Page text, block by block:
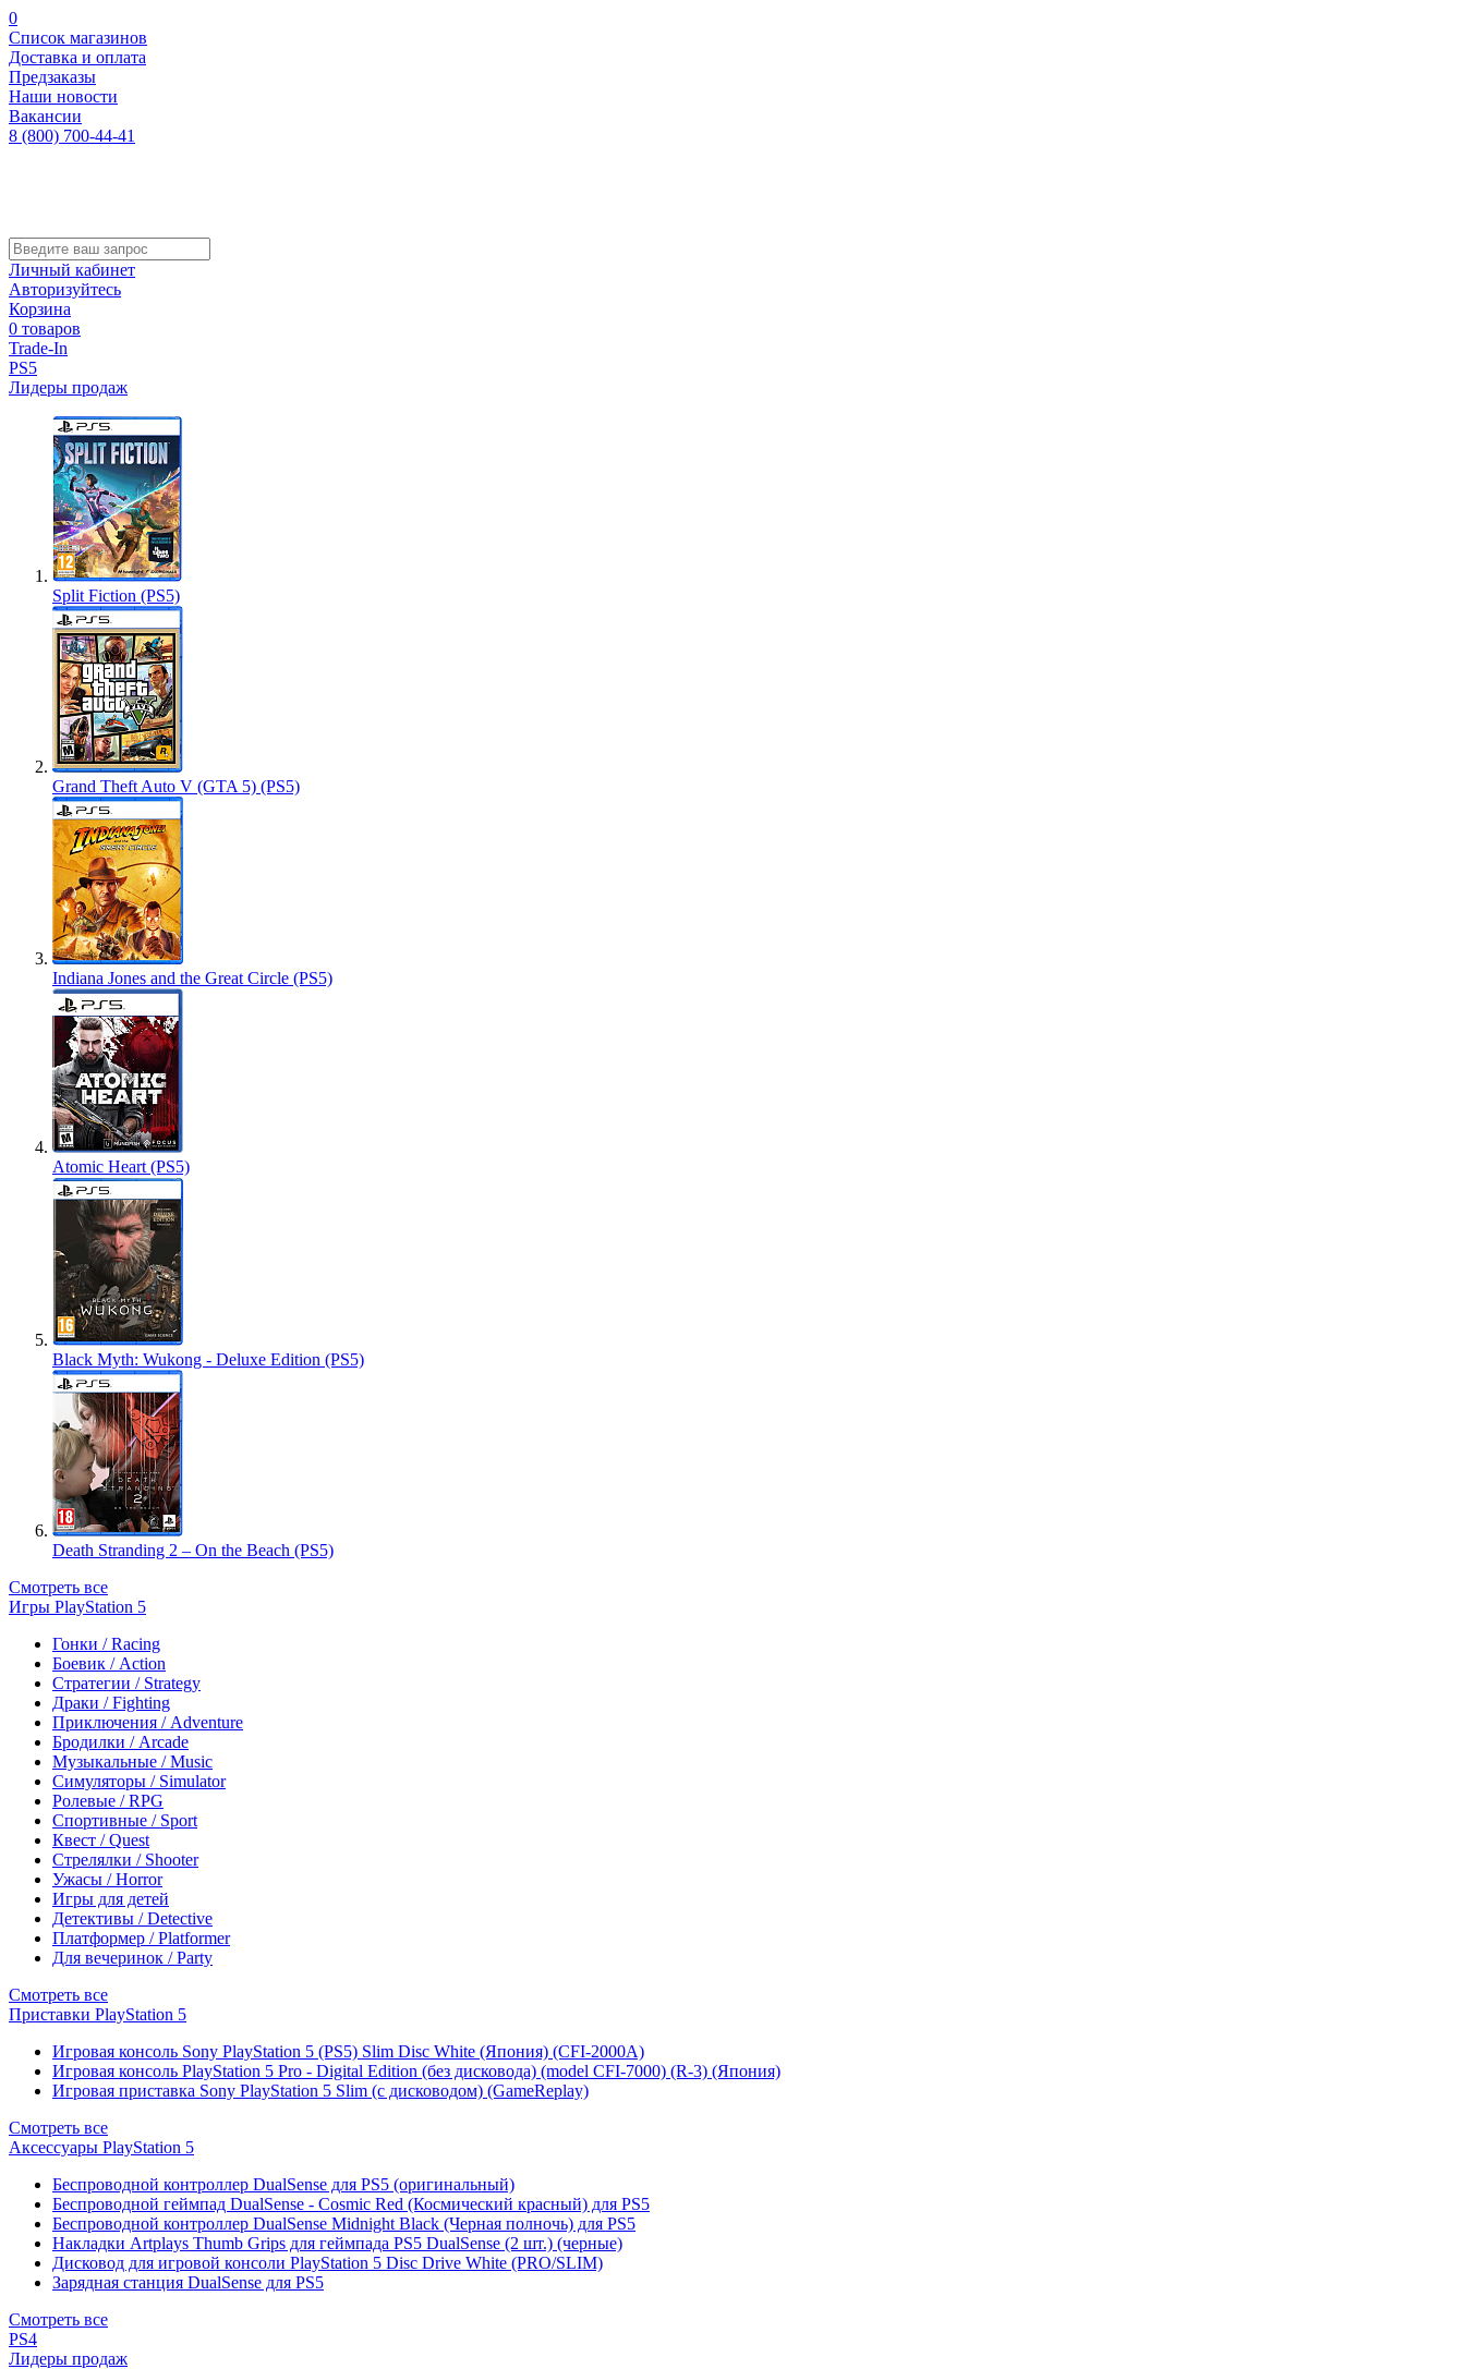
0
Список магазинов
Доставка и оплата
Предзаказы
Наши новости
Вакансии
8 (800) 700-44-41
Личный кабинет
Авторизуйтесь
Корзина
0 товаров
Trade-In
PS5
Лидеры продаж
Split Fiction (PS5)
Grand Theft Auto V (GTA 5) (PS5)
Indiana Jones and the Great Circle (PS5)
Atomic Heart (PS5)
Black Myth: Wukong - Deluxe Edition (PS5)
Death Stranding 2 – On the Beach (PS5)
Смотреть все
Игры PlayStation 5
Гонки / Racing
Боевик / Action
Стратегии / Strategy
Драки / Fighting
Приключения / Adventure
Бродилки / Arcade
Музыкальные / Music
Симуляторы / Simulator
Ролевые / RPG
Спортивные / Sport
Квест / Quest
Стрелялки / Shooter
Ужасы / Horror
Игры для детей
Детективы / Detective
Платформер / Platformer
Для вечеринок / Party
Смотреть все
Приставки PlayStation 5
Игровая консоль Sony PlayStation 5 (PS5) Slim Disc White (Япония) (CFI-2000A)
Игровая консоль PlayStation 5 Pro - Digital Edition (без дисковода) (model CFI-7000) (R-3) (Япония)
Игровая приставка Sony PlayStation 5 Slim (с дисководом) (GameReplay)
Смотреть все
Аксессуары PlayStation 5
Беспроводной контроллер DualSense для PS5 (оригинальный)
Беспроводной геймпад DualSense - Cosmic Red (Космический красный) для PS5
Беспроводной контроллер DualSense Midnight Black (Черная полночь) для PS5
Накладки Artplays Thumb Grips для геймпада PS5 DualSense (2 шт.) (черные)
Дисковод для игровой консоли PlayStation 5 Disc Drive White (PRO/SLIM)
Зарядная станция DualSense для PS5
Смотреть все
PS4
Лидеры продаж